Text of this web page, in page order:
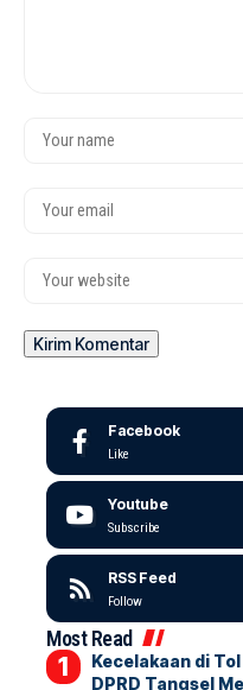
Facebook
Like
Youtube
Subscribe
RSS Feed
Follow
Most Read
Kecelakaan di
DPRD Tangsel